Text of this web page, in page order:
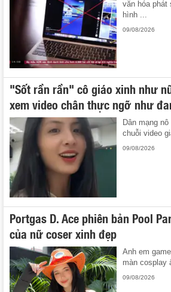
văn hóa phát
hình ...
09/08/2026
"Sốt rần rần" cô giáo xinh như
xem video chân thực ngỡ như
Dân mạng
chuỗi video
09/08/2026
Portgas D. Ace phiên bản Pool
của nữ coser xinh đẹp
Anh em
màn cosplay
09/08/2026